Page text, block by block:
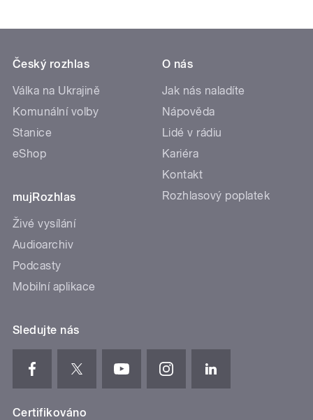
Český rozhlas
Válka na Ukrajině
Komunální volby
Stanice
eShop
mujRozhlas
Živé vysílání
Audioarchiv
Podcasty
Mobilní aplikace
O nás
Jak nás naladíte
Nápověda
Lidé v rádiu
Kariéra
Kontakt
Rozhlasový poplatek
Sledujte nás
Certifikováno